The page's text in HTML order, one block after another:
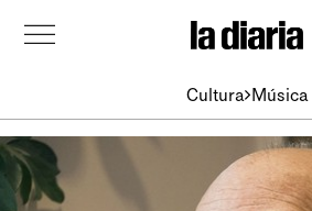
Cultura Música